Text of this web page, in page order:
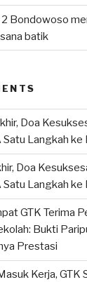
Bondowoso
batik
Doa
Langkah ke
Doa
Langkah ke
GTK Terima
Bukti
Prestasi
Kerja, GTK